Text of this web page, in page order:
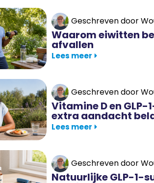
Geschreven door
Waarom eiwitten
afvallen
Lees meer
Geschreven door
Vitamine D en
extra aandacht
Lees meer
Geschreven door
Natuurlijke GLP-1-